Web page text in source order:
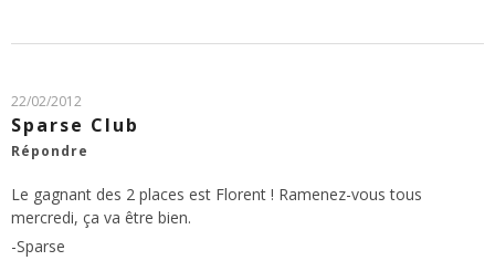
22/02/2012
Sparse Club
Répondre
Le gagnant des 2 places est Florent ! Ramenez-vous tous
mercredi, ça va être bien.
-Sparse